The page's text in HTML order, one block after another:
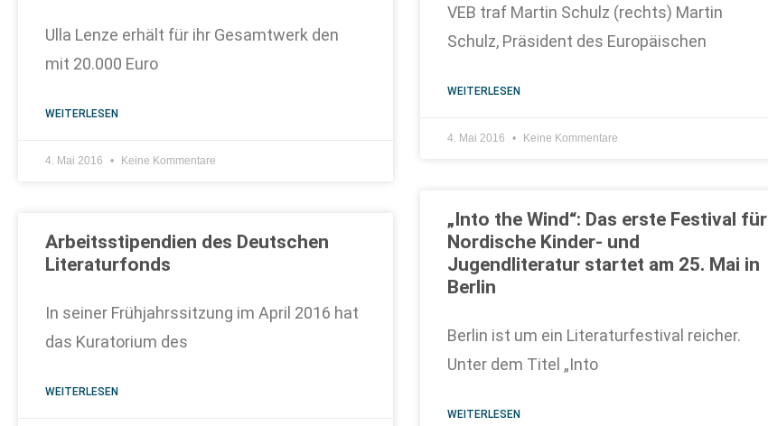
Ulla Lenze erhält für ihr Gesamtwerk den
mit 20.000 Euro
WEITERLESEN
4. Mai 2016 Keine Kommentare
VEB traf Martin Schulz (rechts) Martin
Schulz, Präsident des Europäischen
WEITERLESEN
4. Mai 2016 Keine Kommentare
Arbeitsstipendien des Deutschen
Literaturfonds
In seiner Frühjahrssitzung im April 2016 hat
das Kuratorium des
WEITERLESEN
„Into the Wind“: Das erste Festival für
Nordische Kinder- und
Jugendliteratur startet am 25. Mai in
Berlin
Berlin ist um ein Literaturfestival reicher.
Unter dem Titel „Into
WEITERLESEN